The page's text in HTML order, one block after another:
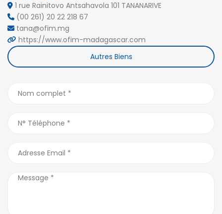
1 rue Rainitovo Antsahavola 101 TANANARIVE
(00 261) 20 22 218 67
tana@ofim.mg
https://www.ofim-madagascar.com
Autres Biens